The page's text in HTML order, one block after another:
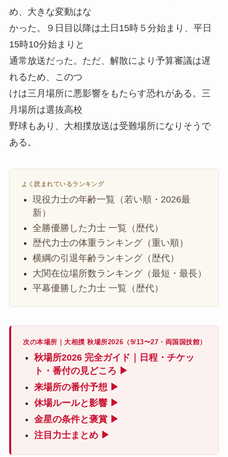
め、大きな変動はな
かった。９日目以降は土日15時５分始まり、平日
15時10分始まりと
通常放送だった。ただ、解散により予算審議は遅
れるため、このつ
けは三月場所に悪影響をもたらす恐れがある。三
月場所は選抜高校
野球もあり、大相撲放送は受難場所になりそうで
ある。
よく読まれているランキング
現役力士の年齢一覧（若い順・2026最
新）
全勝優勝した力士 一覧（歴代）
歴代力士の体重ランキング（重い順）
横綱の引退年齢ランキング（歴代）
大関在位場所数ランキング（最短・最長）
平幕優勝した力士 一覧（歴代）
次の本場所｜大相撲 秋場所2026（9/13〜27・両国国技館）
秋場所2026 完全ガイド｜日程・チケッ
ト・番付の見どころ ▶
来場所の番付予想 ▶
休場ルールと影響 ▶
金星の条件と褒賞 ▶
注目力士まとめ ▶